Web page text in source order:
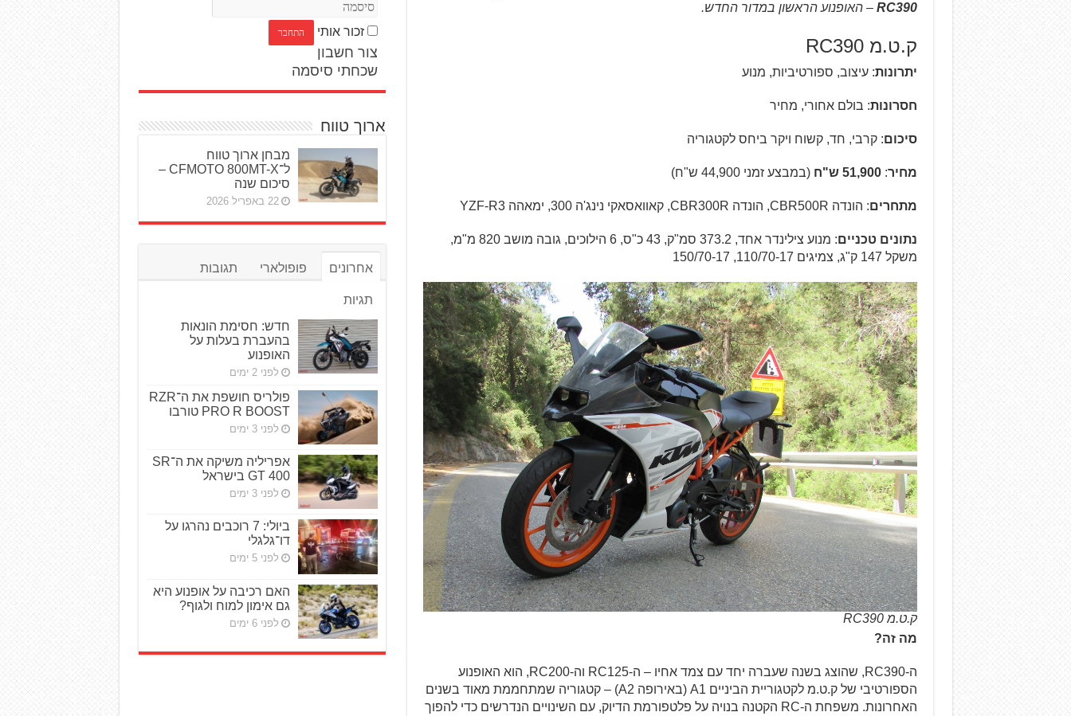
RC390 – האופנוע הראשון במדור החדש.
ק.ט.מ RC390
יתרונות: עיצוב, ספורטיביות, מנוע
חסרונות: בולם אחורי, מחיר
סיכום: קרבי, חד, קשוח ויקר ביחס לקטגוריה
מחיר:51,900 ש"ח (במבצע זמני 44,900 ש"ח)
מתחרים: הונדה CBR500R, הונדה CBR300R, קאוואסאקי נינג'ה 300, ימאהה YZF-R3
נתונים טכניים
: מנוע צילינדר אחד, 373.2 סמ"ק, 43 כ"ס, 6 הילוכים, גובה מושב 820 מ"מ,
משקל 147 ק"ג, צמיגים 110/70-17, 150/70-17
ק.ט.מ RC390
מה זה?
ה-RC390, שהוצג בשנה שעברה יחד עם צמד אחיו – ה-RC125 וה-RC200, הוא האופנוע
הספורטיבי של ק.ט.מ לקטגוריית הביניים A1 (באירופה A2) – קטגוריה שמתחממת מאוד בשנים
האחרונות. משפחת ה-RC הקטנה בנויה על פלטפורמת הדיוק, עם השינויים הנדרשים כדי להפוך
זכור אותי
צור חשבון
שכחתי סיסמה
ארוך טווח
מבחן ארוך טווח
ל־CFMOTO 800MT-X –
סיכום שנה
22 באפריל 2026
אחרונים פופולארי תגובות
תגיות
חדש: חסימת הונאות
בהעברת בעלות על
האופנוע
לפני 2 ימים
פולריס חושפת את ה־RZR
PRO R BOOST טורבו
לפני 3 ימים
אפריליה משיקה את ה־SR
GT 400 בישראל
לפני 3 ימים
ביולי: 7 רוכבים נהרגו על
דו־גלגלי
לפני 5 ימים
האם רכיבה על אופנוע היא
גם אימון למוח ולגוף?
לפני 6 ימים